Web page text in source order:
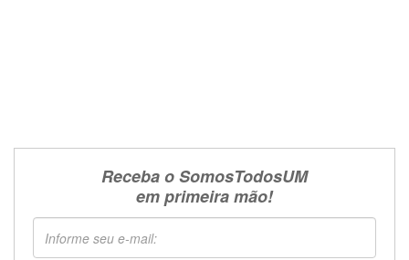
Receba o SomosTodosUM
em primeira mão!